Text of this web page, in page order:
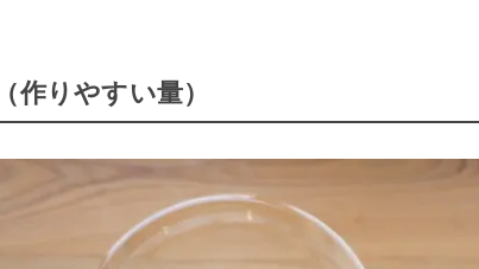
作りやすい量）